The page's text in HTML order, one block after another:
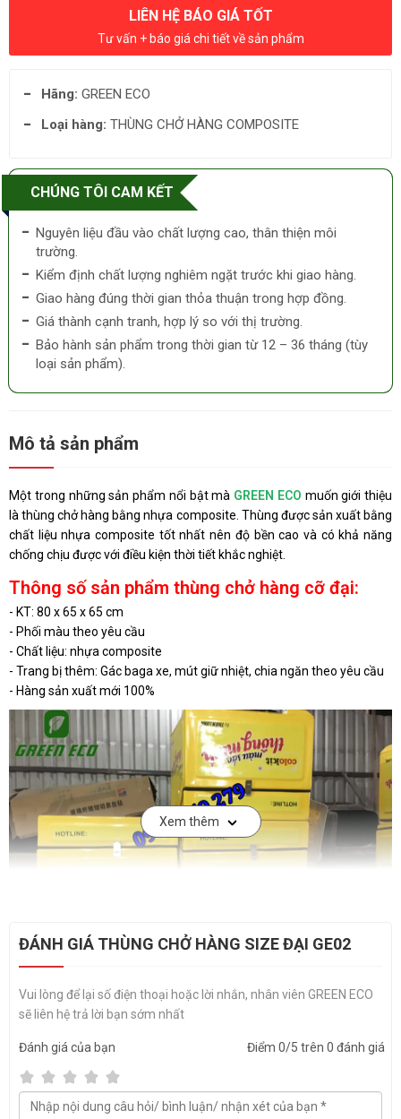
LIÊN HỆ BÁO GIÁ TỐT
Tư vấn + báo giá chi tiết về sản phẩm
Hãng: GREEN ECO
Loại hàng: THÙNG CHỞ HÀNG COMPOSITE
CHÚNG TÔI CAM KẾT
Nguyên liệu đầu vào chất lượng cao, thân thiện môi
trường.
Kiểm định chất lượng nghiêm ngặt trước khi giao hàng.
Giao hàng đúng thời gian thỏa thuận trong hợp đồng.
Giá thành cạnh tranh, hợp lý so với thị trường.
Bảo hành sản phẩm trong thời gian từ 12 – 36 tháng (tùy
loại sản phẩm).
Mô tả sản phẩm
Một trong những sản phẩm nổi bật mà GREEN ECO muốn giới thiệu
là thùng chở hàng bằng nhựa composite. Thùng được sản xuất bằng
chất liệu nhựa composite tốt nhất nên độ bền cao và có khả năng
chống chịu được với điều kiện thời tiết khắc nghiệt.
Thông số sản phẩm thùng chở hàng cỡ đại:
- KT: 80 x 65 x 65 cm
- Phối màu theo yêu cầu
- Chất liệu: nhựa composite
- Trang bị thêm: Gác baga xe, mút giữ nhiệt, chia ngăn theo yêu cầu
- Hàng sản xuất mới 100%
Ưu điểm của thùng chở hàng size đại nhựa
composite gắn sau xe máy:
Thùng chở hàng composite mang lại tiện ích rất lớn cho các đơn vị
cần chuyển và phân phối các mặt hàng nhỏ đến nhiều nơi, các quán
Xem thêm
ĐÁNH GIÁ THÙNG CHỞ HÀNG SIZE ĐẠI GE02
Vui lòng để lại số điện thoại hoặc lời nhắn, nhân viên GREEN ECO
sẽ liên hệ trả lời bạn sớm nhất
Đánh giácủa bạn Điểm 0/5 trên 0 đánh giá